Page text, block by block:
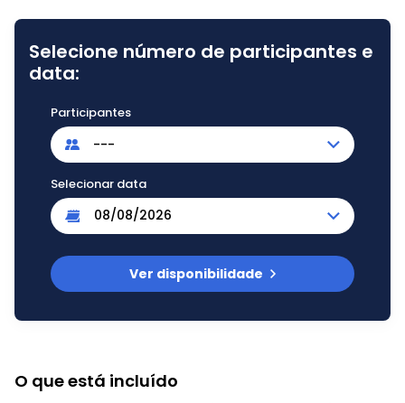
Selecione número de participantes e
data:
Participantes
---
Selecionar data
Ver disponibilidade
O que está incluído